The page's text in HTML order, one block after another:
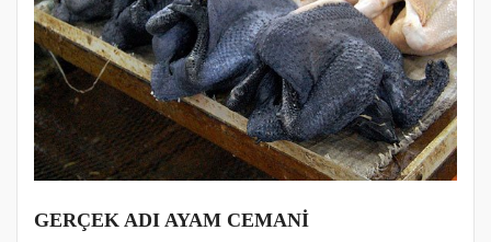
GERÇEK ADI AYAM CEMANİ